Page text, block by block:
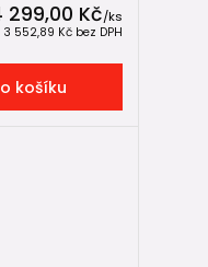
299,00 Kč/ks
3 552,89 Kč bez DPH
košíku